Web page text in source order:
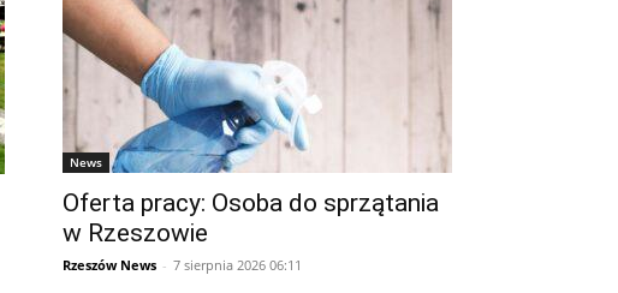
News
Oferta pracy: Osoba do sprzątania
w Rzeszowie
Rzeszów News - 7 sierpnia 2026 06:11